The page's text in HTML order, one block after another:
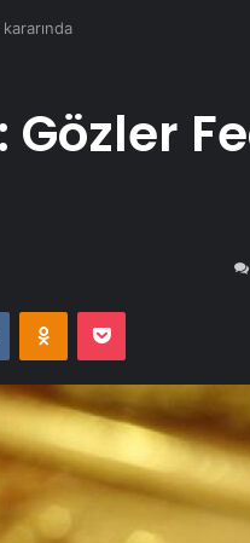
VKontakteOdnoklassniki
Pocket